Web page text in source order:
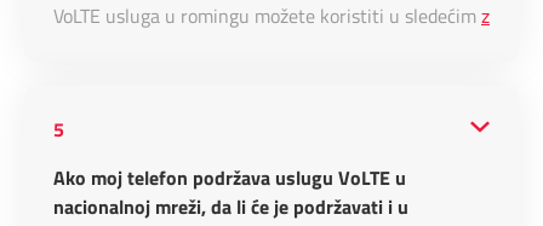
VoLTE usluga u romingu možete koristiti u sledećim
5
Ako moj telefon podržava uslugu VoLTE u
nacionalnoj mreži, da li će je podržavati i u